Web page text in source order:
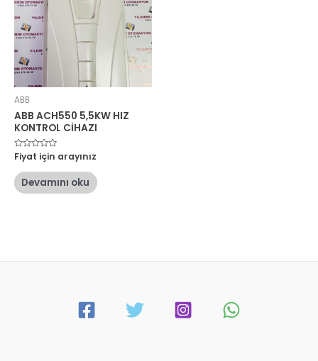
ABB
ABB ACH550 5,5KW HIZ
KONTROL CİHAZI
5
üzerinden
oy
aldı
Fiyat için arayınız
Devamını oku